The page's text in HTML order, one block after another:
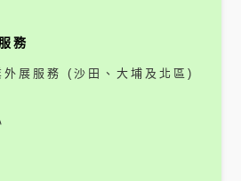
務
外展服務 (沙田、大埔及北區)